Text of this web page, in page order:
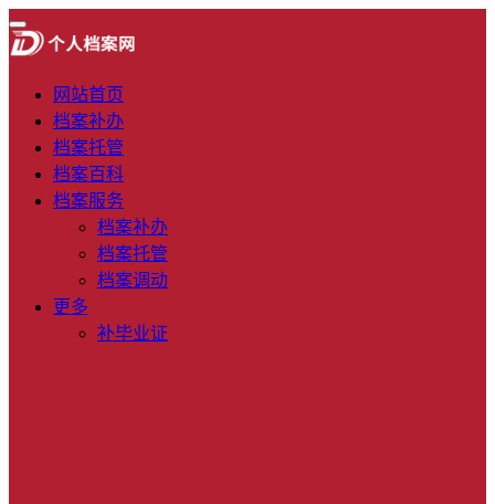
网站首页
档案补办
档案托管
档案百科
档案服务
档案补办
档案托管
档案调动
更多
补毕业证